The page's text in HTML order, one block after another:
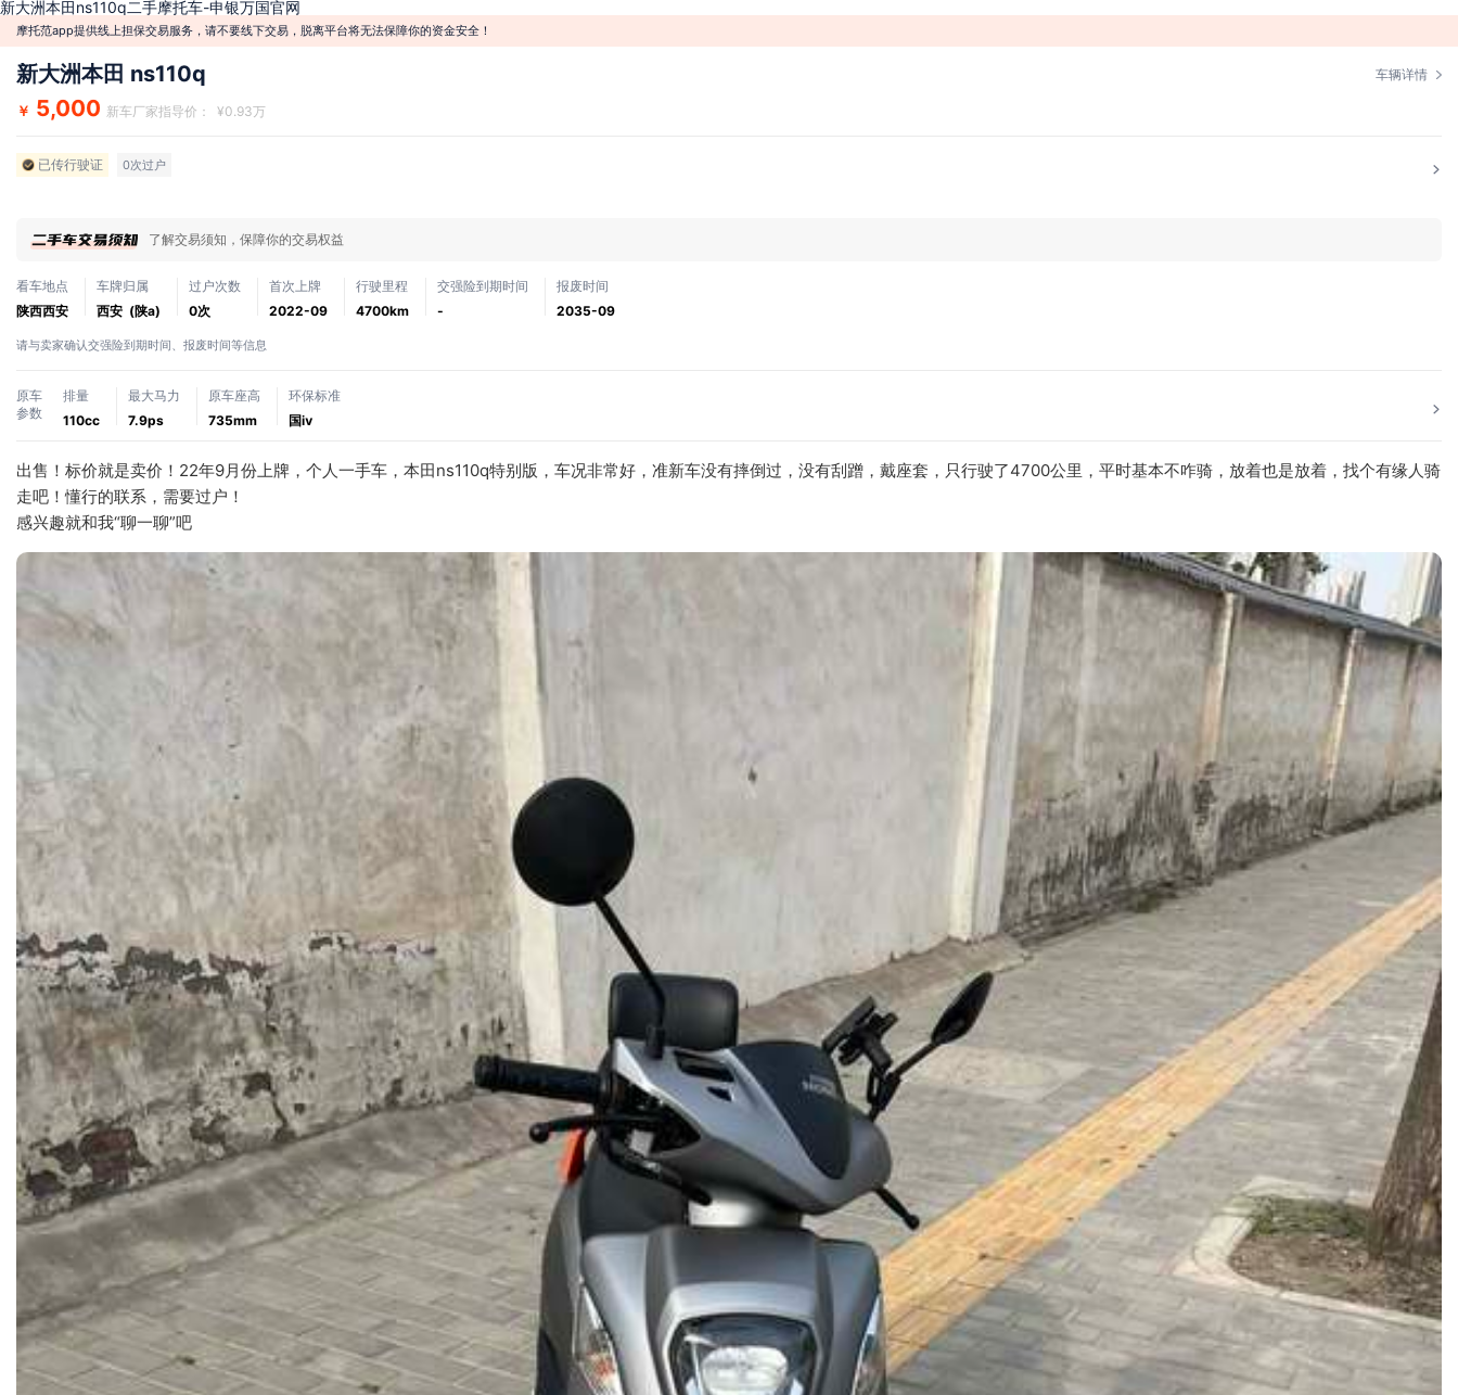
新大洲本田ns110q二手摩托车-申银万国官网
摩托范app提供线上担保交易服务，请不要线下交易，脱离平台将无法保障你的资金安全！
新大洲本田 ns110q 车辆详情
￥ 5,000 新车厂家指导价： ¥0.93万
已传行驶证 0次过户
了解交易须知，保障你的交易权益
看车地点
陕西西安
车牌归属
西安 (陕a)
过户次数
0次
首次上牌
2022-09
行驶里程
4700km
交强险到期时间
-
报废时间
2035-09
请与卖家确认交强险到期时间、报废时间等信息
原车
参数
排量
110cc
最大马力
7.9ps
原车座高
735mm
环保标准
国ⅳ
出售！标价就是卖价！22年9月份上牌，个人一手车，本田ns110q特别版，车况非常好，准新车没有摔倒过，没有刮蹭，戴座套，只行驶了4700公里，平时基本不咋骑，放着也是放着，找个有缘人骑
走吧！懂行的联系，需要过户！
感兴趣就和我“聊一聊”吧